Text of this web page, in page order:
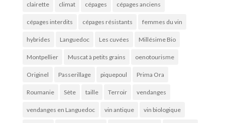
clairette climat cépages cépages anciens
cépages interdits cépages résistants femmes du vin
hybrides Languedoc Les cuvées Millésime Bio
Montpellier Muscat à petits grains oenotourisme
Originel Passerillage piquepoul Prima Ora
Roumanie Sète taille Terroir vendanges
vendanges en Languedoc vin antique vin biologique